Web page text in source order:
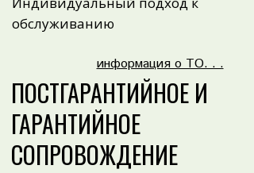
информация о ТО. . .
обслуживанию
ПОСТГАРАНТИЙНОЕ И
ГАРАНТИЙНОЕ
СОПРОВОЖДЕНИЕ